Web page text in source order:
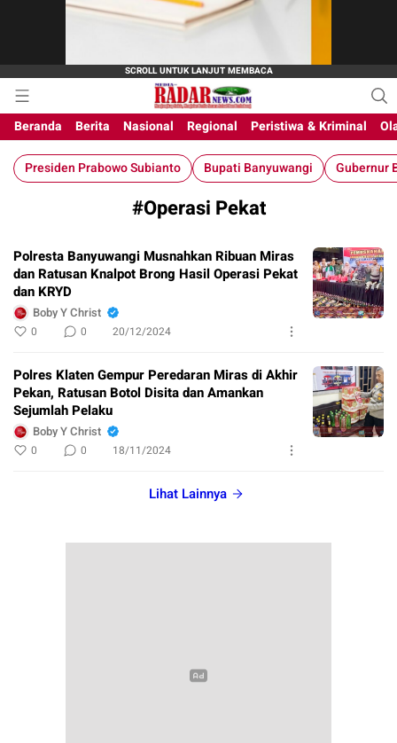
M-Radar News
media online
Beranda
Berita Nasional Regional Peristiwa & Kriminal
Presiden Prabowo Subianto Bupati Banyuwangi Gubernur
#Operasi Pekat
Polresta Banyuwangi Musnahkan Ribuan Miras
dan Ratusan Knalpot Brong Hasil Operasi Pekat
dan KRYD
Boby Y Christ
0 0 20/12/2024
Polres Klaten Gempur Peredaran Miras di Akhir
Pekan, Ratusan Botol Disita dan Amankan
Sejumlah Pelaku
Boby Y Christ
0 0 18/11/2024
Lihat Lainnya